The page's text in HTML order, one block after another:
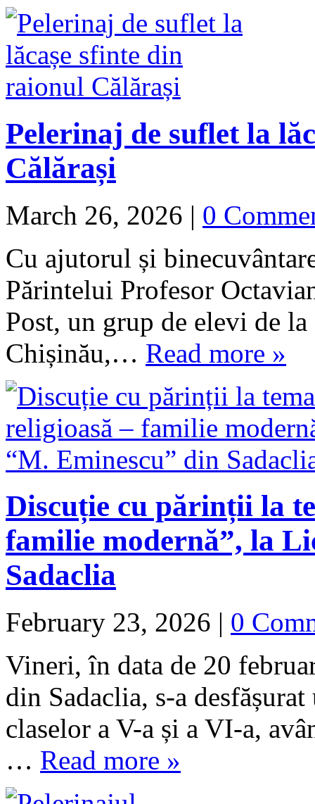
Pelerinaj de suflet la
Călărași
March 26, 2026 | 0
Cu ajutorul și
Părintelui Profesor
Post, un grup de elevi de
Chișinău,… Read more »
Discuție cu părinții la
familie modernă”, la
Sadaclia
February 23, 2026 | 0
Vineri, în data de 20
din Sadaclia, s-a
claselor a V-a și a VI-a,
… Read more »